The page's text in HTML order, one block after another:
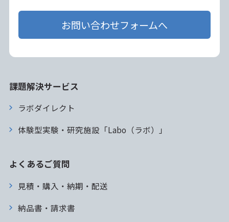
お問い合わせフォームへ
課題解決サービス
ラボダイレクト
体験型実験・研究施設「Labo（ラボ）」
よくあるご質問
見積・購入・納期・配送
納品書・請求書